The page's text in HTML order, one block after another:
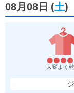
08月08日 (土)
大変よく乾